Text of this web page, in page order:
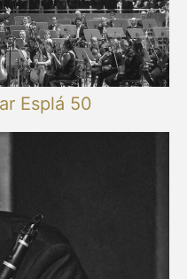
Esplá 50